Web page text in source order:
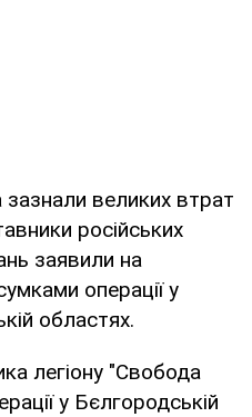
зазнали великих втрат
російських
заявили на
операції у
областях.
легіону "Свобода
у Бєлгородській